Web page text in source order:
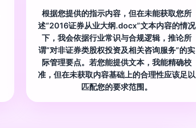
根据您提供的指示内容，但在未能获取您所
述“2016证券从业大纲.docx”文本内容的情况
下，我会依据行业常识与合规逻辑，推论所
谓“对非证券类股权投资及相关咨询服务”的实
际管理要点。若您能提供文本，我能精确校
准，但在未获取内容基础上的合理性应该足以
匹配您的要求范围。